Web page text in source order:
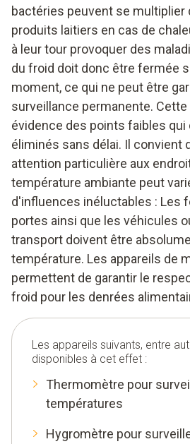
bactéries peuvent se multiplier
produits laitiers en cas de
à leur tour provoquer des
du froid doit donc être fermée
moment, ce qui ne peut être
surveillance permanente.
évidence des points faibles qui
éliminés sans délai. Il convient
attention particulière aux
température ambiante peut
d'influences inéluctables : Les
portes ainsi que les véhicules
transport doivent être
température. Les appareils de
permettent de garantir le
froid pour les denrées
Les appareils suivants, entre
disponibles à cet effet :
Thermomètre pour
températures
Hygromètre pour